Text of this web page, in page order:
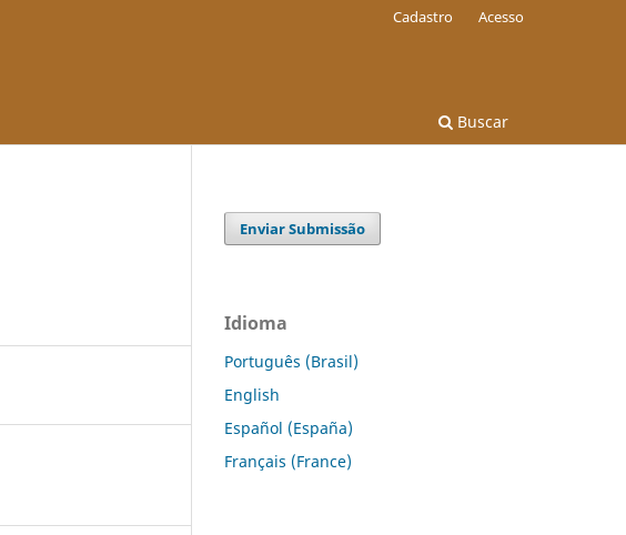
Buscar
Cadastro Acesso
Enviar Submissão
Idioma
Português (Brasil)
English
Español (España)
Français (France)